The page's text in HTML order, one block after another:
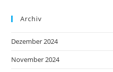
Archiv
Dezember 2024
November 2024